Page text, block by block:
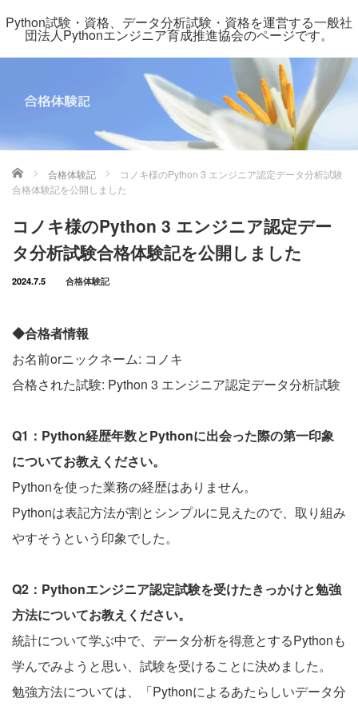
Python試験・資格、データ分析試験・資格を運営する一般社
団法人Pythonエンジニア育成推進協会のページです。
ホーム 合格体験記
コノキ様のPython 3 エンジニア認定データ分析試験
合格体験記を公開しました
コノキ様のPython 3 エンジニア認定デー
タ分析試験合格体験記を公開しました
2024.7.5 合格体験記
◆合格者情報
お名前orニックネーム: コノキ
合格された試験: Python 3 エンジニア認定データ分析試験
Q1：Python経歴年数とPythonに出会った際の第一印象
についてお教えください。
Pythonを使った業務の経歴はありません。
Pythonは表記方法が割とシンプルに見えたので、取り組み
やすそうという印象でした。
Q2：Pythonエンジニア認定試験を受けたきっかけと勉強
方法についてお教えください。
統計について学ぶ中で、データ分析を得意とするPythonも
学んでみようと思い、試験を受けることに決めました。
勉強方法については、「Pythonによるあたらしいデータ分